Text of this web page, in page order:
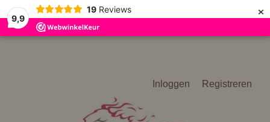
9,9
19 Reviews ×
Inloggen Registreren